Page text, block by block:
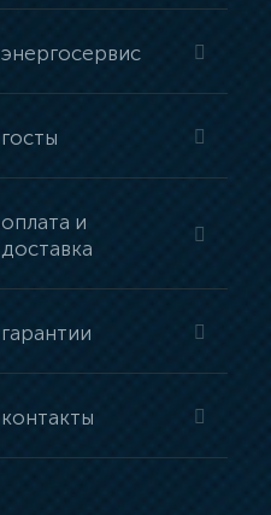
энергосервис
госты
оплата и
доставка
гарантии
контакты